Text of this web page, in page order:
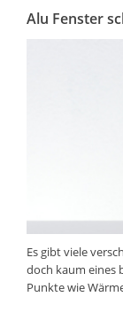
Alu Fenster
Es gibt viele
doch kaum eines
Punkte wie